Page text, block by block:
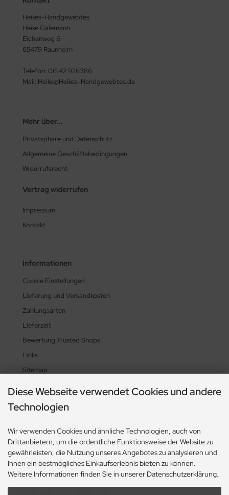
Heikes-Handgewebtes
Heike Galemann
Eichenweg 6
65479 Raunheim
Telefon: 06142 926386
Mail: Heike@Heikes-Handgewebtes.de
Mehr über...
Privatsphäre und Datenschutz
Allgemeine Geschäftsbedingungen
Widerrufsrecht
Vertrag widerrufen
Impressum
Kontakt
Informationen
Cookie Einstellungen
Lieferung und Versandkosten
Zahlungsarten
Lieferzeit
Bewertung Trusted Shops
Links
Sitemap
Zahlungsmethoden
Social Media
Diese Webseite verwendet Cookies und andere
Technologien
Wir verwenden Cookies und ähnliche Technologien, auch von
Drittanbietern, um die ordentliche Funktionsweise der Website zu
gewährleisten, die Nutzung unseres Angebotes zu analysieren und
Ihnen ein bestmögliches Einkaufserlebnis bieten zu können.
Weitere Informationen finden Sie in unserer Datenschutzerklärung.